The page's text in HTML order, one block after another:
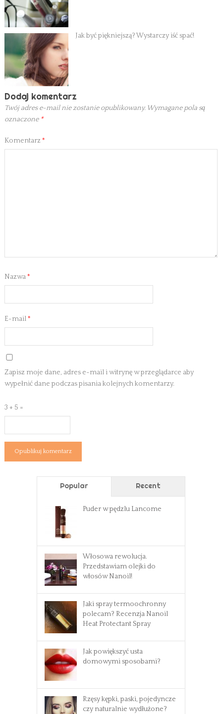
Jak być piękniejszą? Wystarczy iść spać!
Dodaj komentarz
Twój adres e-mail nie zostanie opublikowany. Wymagane pola są
oznaczone *
Komentarz *
Nazwa*
E-mail*
Zapisz moje dane, adres e-mail i witrynę w przeglądarce aby
wypełnić dane podczas pisania kolejnych komentarzy.
3 + 5 =
Popular Recent
Puder w pędzlu Lancome
Włosowa rewolucja.
Przedstawiam olejki do
włosów Nanoil!
Jaki spray termoochronny
polecam? Recenzja Nanoil
Heat Protectant Spray
Jak powiększyć usta
domowymi sposobami?
Rzęsy kępki, paski, pojedyncze
czy naturalnie wydłużone?